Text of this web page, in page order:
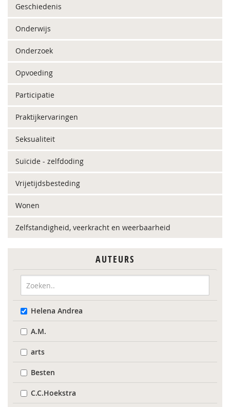
Geschiedenis
Onderwijs
Onderzoek
Opvoeding
Participatie
Praktijkervaringen
Seksualiteit
Suïcide - zelfdoding
Vrijetijdsbesteding
Wonen
Zelfstandigheid, veerkracht en weerbaarheid
AUTEURS
Helena Andrea
A.M.
arts
Besten
C.C.Hoekstra